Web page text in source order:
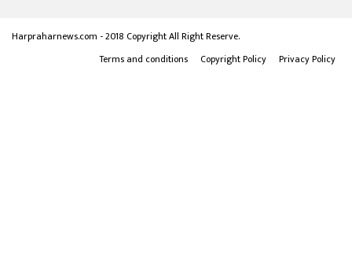
Harpraharnews.com - 2018 Copyright All Right Reserve.
Terms and conditions
Copyright Policy Privacy Policy